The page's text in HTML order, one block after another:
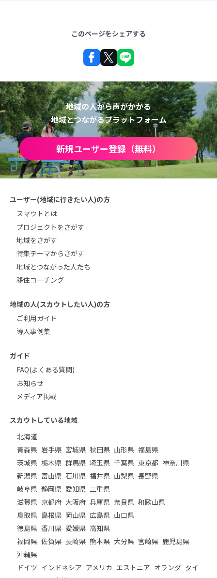
このページをシェアする
地域の人から声がかかる
地域とつながるプラットフォーム
新規ユーザー登録（無料）
ユーザー(地域に行きたい人)の方
スマウトとは
プロジェクトをさがす
地域をさがす
特集テーマからさがす
地域とつながった人たち
移住コーチング
地域の人(スカウトしたい人)の方
ご利用ガイド
導入事例集
ガイド
FAQ(よくある質問)
お知らせ
メディア掲載
スカウトしている地域
北海道
青森県 岩手県 宮城県 秋田県 山形県 福島県
茨城県 栃木県 群馬県 埼玉県 千葉県 東京都 神奈川県
新潟県 富山県 石川県 福井県 山梨県 長野県
岐阜県 静岡県 愛知県 三重県
滋賀県 京都府 大阪府 兵庫県 奈良県 和歌山県
鳥取県 島根県 岡山県 広島県 山口県
徳島県 香川県 愛媛県 高知県
福岡県 佐賀県 長崎県 熊本県 大分県 宮崎県 鹿児島県
沖縄県
ドイツ インドネシア アメリカ エストニア オランダ タイ